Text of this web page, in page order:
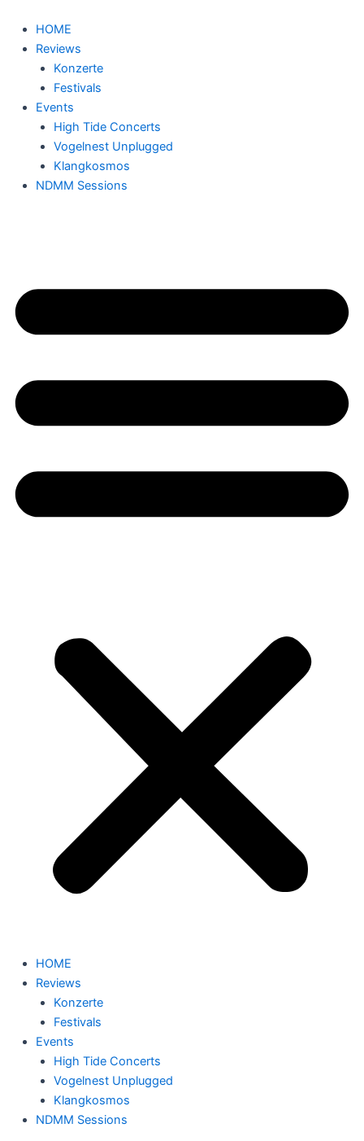
Inhalt
springen
HOME
Reviews
Konzerte
Festivals
Events
High Tide Concerts
Vogelnest Unplugged
Klangkosmos
NDMM Sessions
HOME
Reviews
Konzerte
Festivals
Events
High Tide Concerts
Vogelnest Unplugged
Klangkosmos
NDMM Sessions